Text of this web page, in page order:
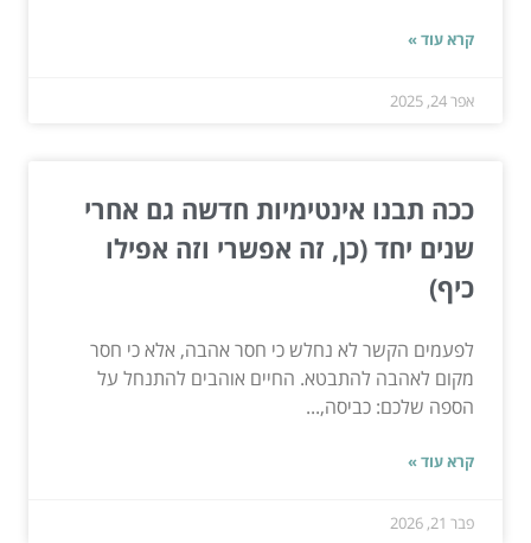
קרא עוד »
אפר 24, 2025
ככה תבנו אינטימיות חדשה גם אחרי
שנים יחד (כן, זה אפשרי וזה אפילו
כיף)
לפעמים הקשר לא נחלש כי חסר אהבה, אלא כי חסר
מקום לאהבה להתבטא. החיים אוהבים להתנחל על
הספה שלכם: כביסה,...
קרא עוד »
פבר 21, 2026